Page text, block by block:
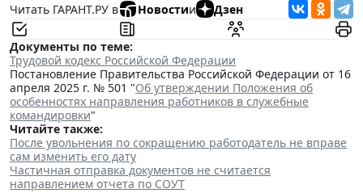
Читать ГАРАНТ.РУ в
Новостии Дзен
Документы по теме:
Трудовой кодекс Российской Федерации
Постановление Правительства Российской Федерации от 16
апреля 2025 г. № 501 "Об утверждении Положения об
особенностях направления работников в служебные
командировки"
Читайте также:
После увольнения по сокращению работодатель не вправе
сам изменить его дату
Частичная отправка документов не считается
направлением отчета по СОУТ